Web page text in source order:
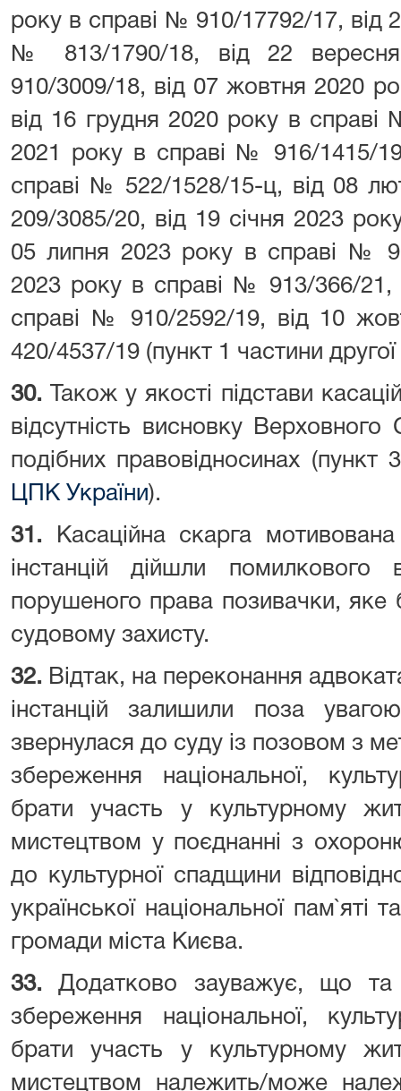
року в справі № 910/17792/17, від
№ 813/1790/18, від 22
910/3009/18, від 07 жовтня 2020
від 16 грудня 2020 року в справі
2021 року в справі № 916/1415/
справі № 522/1528/15-ц, від 08
209/3085/20, від 19 січня 2023
05 липня 2023 року в справі №
2023 року в справі № 913/366/21,
справі № 910/2592/19, від 10
420/4537/19 (пункт 1 частини другої
30.
Також у якості підстави
відсутність висновку
подібних правовідносинах (пункт
ЦПК України).
31.
Касаційна скарга
інстанцій дійшли помилкового
порушеного права позивачки, яке
судовому захисту.
32. Відтак, на переконання
інстанцій залишили поза
звернулася до суду із позовом з
збереження національної,
брати участь у культурному
мистецтвом у поєднанні з
до культурної спадщини
української національної пам`яті
громади міста Києва.
33.Додатково зауважує, що
збереження національної,
брати участь у культурному
мистецтвом належить/може